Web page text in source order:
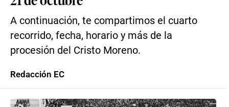
A continuación, te compartimos el cuarto
recorrido, fecha, horario y más de la
procesión del Cristo Moreno.
Redacción EC